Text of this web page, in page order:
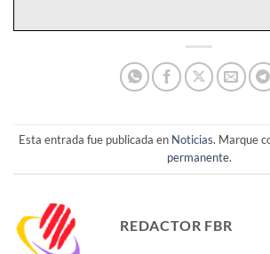
Esta entrada fue publicada en Noticias. Marque
permanente.
REDACTOR FBR